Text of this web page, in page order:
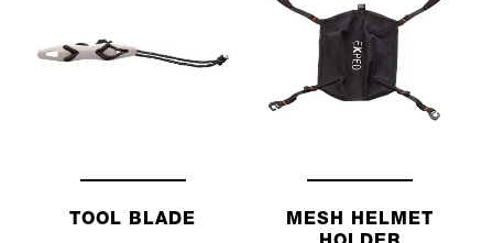
TOOL BLADE
MESH HELMET